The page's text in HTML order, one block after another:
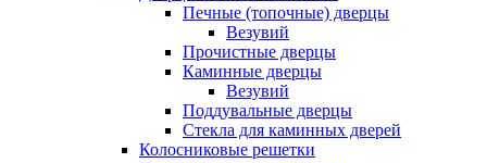
Печные (топочные) дверцы
Везувий
Прочистные дверцы
Каминные дверцы
Везувий
Поддувальные дверцы
Стекла для каминных дверей
Колосниковые решетки